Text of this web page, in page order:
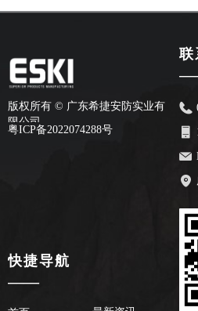
版权所有 © 广东希捷安防实业有
限公司
粤ICP备2022074288号
联
快捷导航
——